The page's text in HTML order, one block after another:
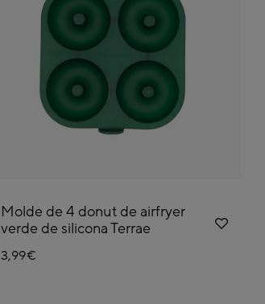
Molde de 4 donut de airfryer
verde de silicona Terrae
3,99€